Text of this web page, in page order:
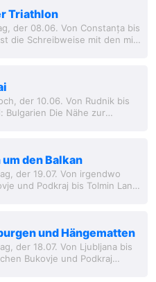
Triathlon
der 08.06. Von Constanța bis
die Schreibweise mit den mir
der 10.06. Von Rudnik bis
Bulgarien Die Nähe zur
den Balkan
der 19.07. Von irgendwo
und Podkraj bis Tolmin Land:
und Hängematten
der 18.07. Von Ljubljana bis
Bukovje und Podkraj